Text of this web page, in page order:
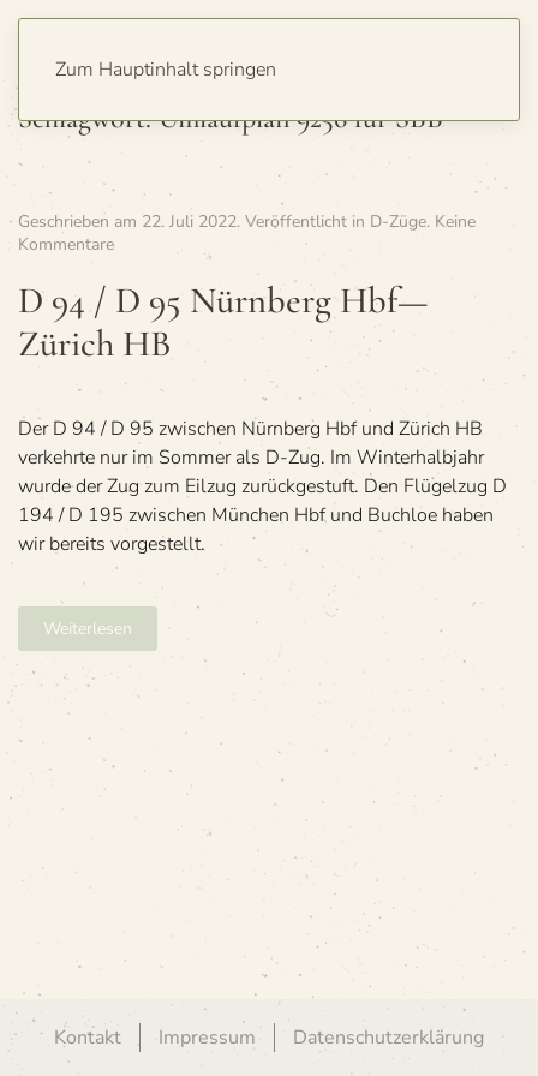
Zum Hauptinhalt springen
Schlagwort:Umlaufplan 9256 für SBB
Geschrieben am 22. Juli 2022. Veröffentlicht in D-Züge. Keine
Kommentarezu
94
/
D 95
Nürn­
berg
—
Zürich
HB
D 94 / D 95 Nürn­berg Hbf—
Zürich HB
Der D 94 / D 95 zwischen Nürnberg Hbf und Zürich HB
verkehrte nur im Sommer als D-Zug. Im Winterhalbjahr
wurde der Zug zum Eilzug zurückgestuft. Den Flügelzug D
194 / D 195 zwischen München Hbf und Buchloe haben
wir bereits vorgestellt.
Weiterlesen
Kontakt Impressum Datenschutzerklärung